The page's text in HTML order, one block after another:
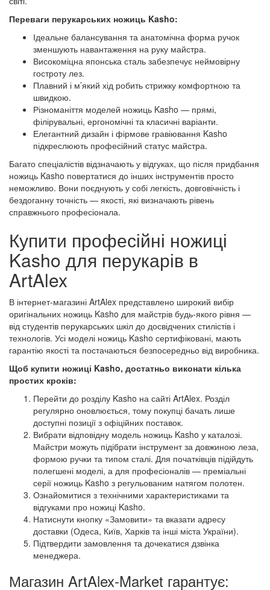
Переваги перукарських ножиць Kasho:
Ідеальне балансування та анатомічна форма ручок
зменшують навантаження на руку майстра.
Високоміцна японська сталь забезпечує неймовірну
гостроту лез.
Плавний і м’який хід робить стрижку комфортною та
швидкою.
Різноманіття моделей ножиць Kasho — прямі,
філірувальні, ергономічні та класичні варіанти.
Елегантний дизайн і фірмове гравіювання Kasho
підкреслюють професійний статус майстра.
Багато спеціалістів відзначають у відгуках, що після придбання
ножиць Kasho повертатися до інших інструментів просто
неможливо. Вони поєднують у собі легкість, довговічність і
бездоганну точність — якості, які визначають рівень
справжнього професіонала.
Купити професійні ножиці
Kasho для перукарів в
ArtAlex
В інтернет-магазині ArtAlex представлено широкий вибір
оригінальних ножиць Kasho для майстрів будь-якого рівня —
від студентів перукарських шкіл до досвідчених стилістів і
технологів. Усі моделі ножиць Kasho сертифіковані, мають
гарантію якості та постачаються безпосередньо від виробника.
Щоб купити ножиці Kasho, достатньо виконати кілька
простих кроків:
Перейти до розділу Kasho на сайті ArtAlex. Розділ
регулярно оновлюється, тому покупці бачать лише
доступні позиції з офіційних поставок.
Вибрати відповідну модель ножиць Kasho у каталозі.
Майстри можуть підібрати інструмент за довжиною леза,
формою ручки та типом сталі. Для початківців підійдуть
полегшені моделі, а для професіоналів — преміальні
серії ножиць Kasho з регульованим натягом полотен.
Ознайомитися з технічними характеристиками та
відгуками про ножиці Kasho.
Натиснути кнопку «Замовити» та вказати адресу
доставки (Одеса, Київ, Харків та інші міста України).
Підтвердити замовлення та дочекатися дзвінка
менеджера.
Магазин ArtAlex-Market гарантує: